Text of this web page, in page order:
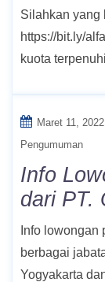
Silahkan yang
https://bit.ly/
kuota
Maret 11, 2022
Pengumuman
Info
dari PT.
Info lowongan
berbagai
Yogyakarta